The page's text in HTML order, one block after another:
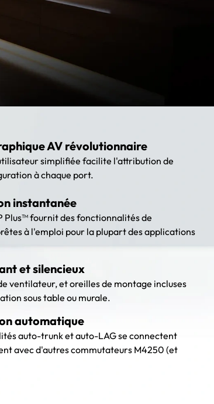
AV révolutionnaire
simplifiée facilite l'attribution de
à chaque port.
instantanée
Plus™ fournit des fonctionnalités de
à l'emploi pour la plupart des applications
et silencieux
ventilateur, et oreilles de montage incluses
sous table ou murale.
automatique
auto-trunk et auto-LAG se connectent
avec d'autres commutateurs M4250 (et